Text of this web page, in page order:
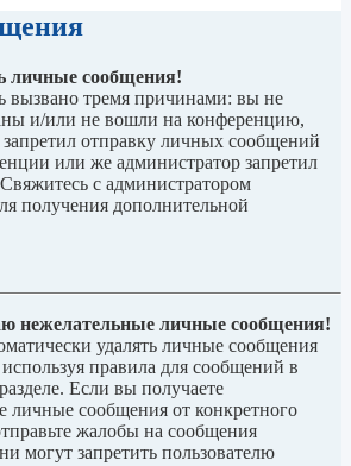
личные сообщения!
вызвано тремя причинами: вы не
и/или не вошли на конференцию,
отправку личных сообщений
или же администратор запретил
с администратором
получения дополнительной
нежелательные личные сообщения!
удалять личные сообщения
используя правила для сообщений в
Если вы получаете
личные сообщения от конкретного
жалобы на сообщения
могут запретить пользователю